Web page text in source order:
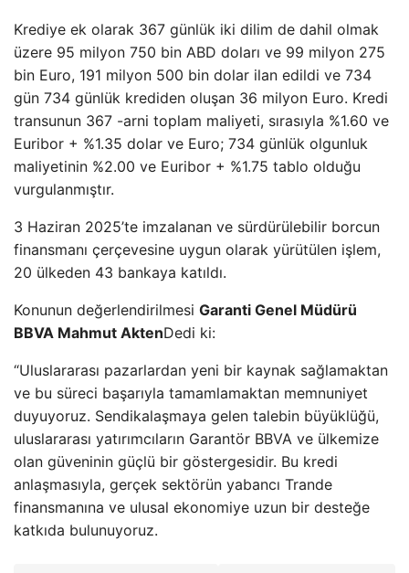
Krediye ek olarak 367 günlük iki dilim de dahil olmak
üzere 95 milyon 750 bin ABD doları ve 99 milyon 275
bin Euro, 191 milyon 500 bin dolar ilan edildi ve 734
gün 734 günlük krediden oluşan 36 milyon Euro. Kredi
transunun 367 -arni toplam maliyeti, sırasıyla %1.60 ve
Euribor + %1.35 dolar ve Euro; 734 günlük olgunluk
maliyetinin %2.00 ve Euribor + %1.75 tablo olduğu
vurgulanmıştır.
3 Haziran 2025’te imzalanan ve sürdürülebilir borcun
finansmanı çerçevesine uygun olarak yürütülen işlem,
20 ülkeden 43 bankaya katıldı.
Konunun değerlendirilmesi Garanti Genel Müdürü
BBVA Mahmut AktenDedi ki:
“Uluslararası pazarlardan yeni bir kaynak sağlamaktan
ve bu süreci başarıyla tamamlamaktan memnuniyet
duyuyoruz. Sendikalaşmaya gelen talebin büyüklüğü,
uluslararası yatırımcıların Garantör BBVA ve ülkemize
olan güveninin güçlü bir göstergesidir. Bu kredi
anlaşmasıyla, gerçek sektörün yabancı Trande
finansmanına ve ulusal ekonomiye uzun bir desteğe
katkıda bulunuyoruz.